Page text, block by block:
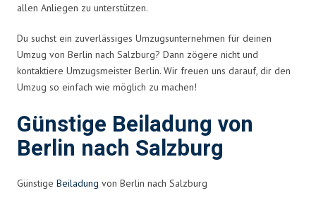
allen Anliegen zu unterstützen.
Du suchst ein zuverlässiges Umzugsunternehmen für deinen
Umzug von Berlin nach Salzburg? Dann zögere nicht und
kontaktiere Umzugsmeister Berlin. Wir freuen uns darauf, dir den
Umzug so einfach wie möglich zu machen!
Günstige Beiladung von
Berlin nach Salzburg
Günstige Beiladung von Berlin nach Salzburg